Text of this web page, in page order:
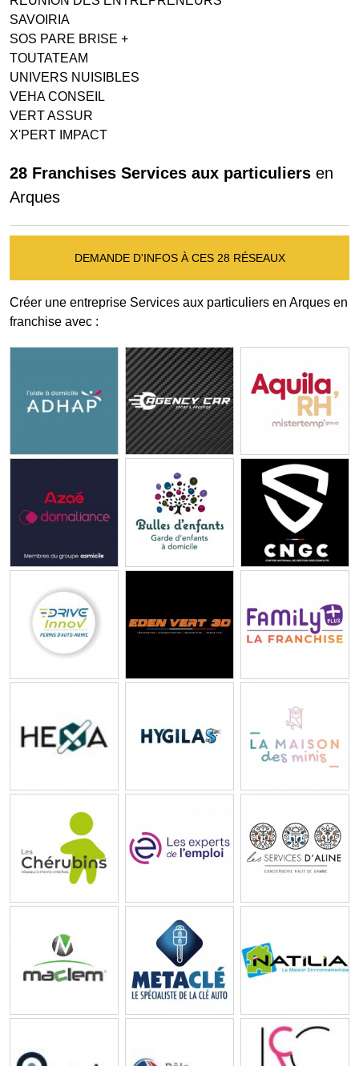
SAVOIRIA
SOS PARE BRISE +
TOUTATEAM
UNIVERS NUISIBLES
VEHA CONSEIL
VERT ASSUR
X'PERT IMPACT
28 Franchises Services aux particuliers en
Arques
DEMANDE D'INFOS À CES 28 RÉSEAUX
Créer une entreprise Services aux particuliers en Arques en
franchise avec :